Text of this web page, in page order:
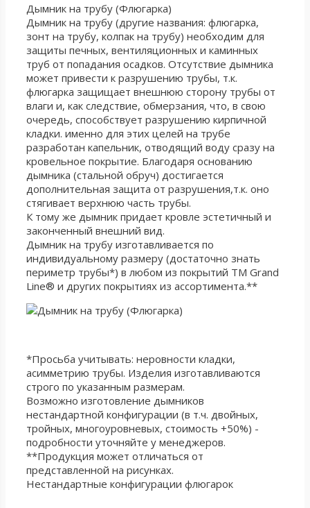
Дымник на трубу (Флюгарка)
Дымник на трубу (другие названия: флюгарка,
зонт на трубу, колпак на трубу) необходим для
защиты печных, вентиляционных и каминных
труб от попадания осадков. Отсутствие дымника
может привести к разрушению трубы, т.к.
флюгарка защищает внешнюю сторону трубы от
влаги и, как следствие, обмерзания, что, в свою
очередь, способствует разрушению кирпичной
кладки. именно для этих целей на трубе
разработан капельник, отводящий воду сразу на
кровельное покрытие. Благодаря основанию
дымника (стальной обруч) достигается
дополнительная защита от разрушения,т.к. оно
стягивает верхнюю часть трубы.
К тому же дымник придает кровле эстетичный и
законченный внешний вид.
Дымник на трубу изготавливается по
индивидуальному размеру (достаточно знать
периметр трубы*) в любом из покрытий ТМ Grand
Line® и других покрытиях из ассортимента.**
*Просьба учитывать: неровности кладки,
асимметрию трубы. Изделия изготавливаются
строго по указанным размерам.
Возможно изготовление дымников
нестандартной конфигурации (в т.ч. двойных,
тройных, многоуровневых, стоимость +50%) -
подробности уточняйте у менеджеров.
**Продукция может отличаться от
представленной на рисунках.
Нестандартные конфигурации флюгарок